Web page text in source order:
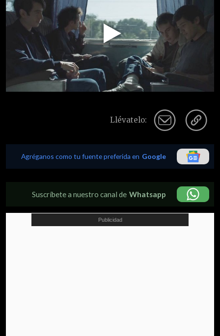
Play
Video
Llévatelo:
Agréganos como tu fuente preferida en Google
Suscríbete a nuestro canal de Whatsapp